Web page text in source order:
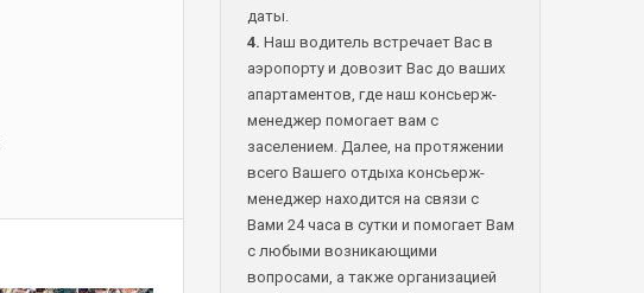
даты.
4. Наш водитель встречает Вас в
аэропорту и довозит Вас до ваших
апартаментов, где наш консьерж-
менеджер помогает вам с
заселением. Далее, на протяжении
всего Вашего отдыха консьерж-
менеджер находится на связи с
Вами 24 часа в сутки и помогает Вам
с любыми возникающими
вопросами, а также организацией